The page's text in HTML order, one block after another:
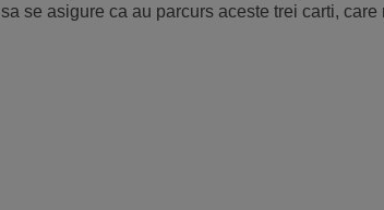
se asigure ca au parcurs aceste trei carti,